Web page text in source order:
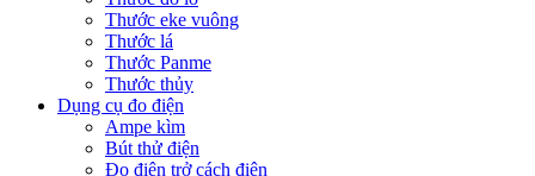
Thước eke vuông
Thước lá
Thước Panme
Thước thủy
Dụng cụ đo điện
Ampe kìm
Bút thử điện
Đo điện trở cách điện